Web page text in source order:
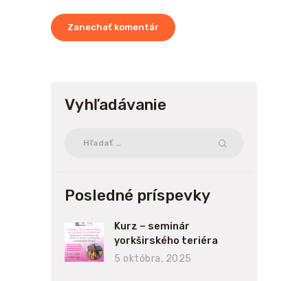
Vyhľadávanie
Posledné príspevky
Kurz – seminár
yorkširského teriéra
5 októbra, 2025